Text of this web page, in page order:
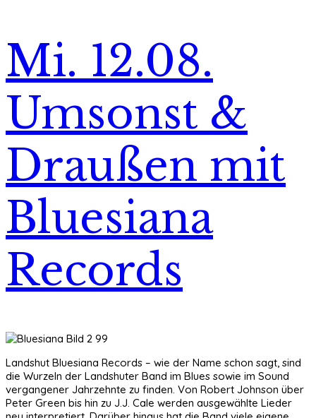
Mi. 12.08.
Umsonst &
Draußen mit
Bluesiana
Records
Landshut Bluesiana Records – wie der Name schon sagt, sind
die Wurzeln der Landshuter Band im Blues sowie im Sound
vergangener Jahrzehnte zu finden. Von Robert Johnson über
Peter Green bis hin zu J.J. Cale werden ausgewählte Lieder